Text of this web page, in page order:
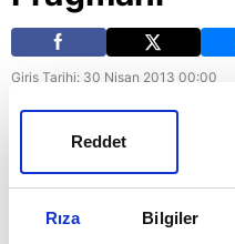
Rıza Bilgiler
Reddet
Giriş Tarihi: 30 Nisan 2013 00:00